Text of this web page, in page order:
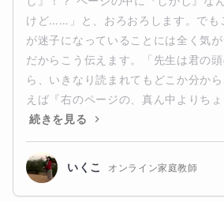
けど……」と、おろおろします。でも
が迷子になっていることには全く気が
だからこう伝えます。「先生は君の
ら、いきなり読まれてもどこか分か
えば『右のページの、真ん中よりち
続きを見る
いくこ オンライン家庭教師